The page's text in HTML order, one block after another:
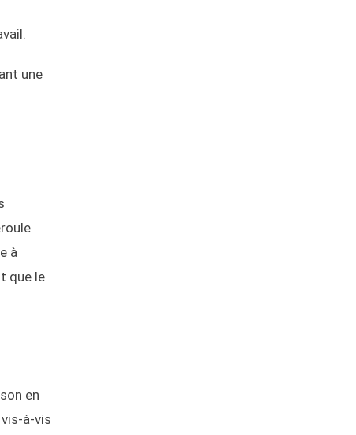
une
à
que le
en
à-vis